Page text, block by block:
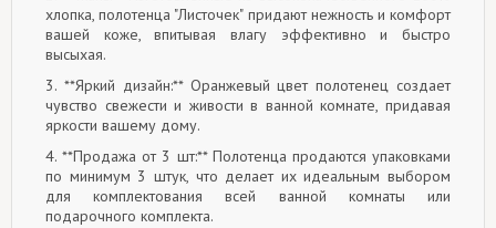
хлопка, полотенца "Листочек" придают нежность и комфорт
вашей коже, впитывая влагу эффективно и быстро
высыхая.
3. **Яркий дизайн:** Оранжевый цвет полотенец создает
чувство свежести и живости в ванной комнате, придавая
яркости вашему дому.
4. **Продажа от 3 шт:** Полотенца продаются упаковками
по минимум 3 штук, что делает их идеальным выбором
для комплектования всей ванной комнаты или
подарочного комплекта.